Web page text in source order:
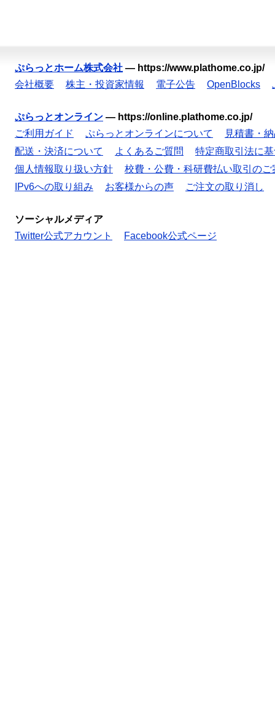
ぷらっとホーム株式会社 — https://www.plathome.co.jp/
会社概要
株主・投資家情報 電子公告 OpenBlocks
ぷらっとオンライン — https://online.plathome.co.jp/
ご利用ガイド
ぷらっとオンラインについて
見積書・
配送・決済について
よくあるご質問
特定商取引法に
個人情報取り扱い方針
校費・公費・科研費払い取引のご
IPv6への取り組み
お客様からの声 ご注文の取り消し
ソーシャルメディア
Twitter公式アカウント
Facebook公式ページ